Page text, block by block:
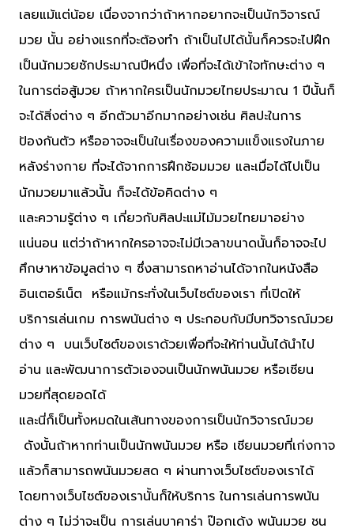
เลยแม้แต่น้อย เนื่องจากว่าถ้าหากอยากจะเป็นนักวิจารณ์
มวย นั้น อย่างแรกที่จะต้องทำ ถ้าเป็นไปได้นั้นก็ควรจะไปฝึก
เป็นนักมวยซักประมาณปีหนึ่ง เพื่อที่จะได้เข้าใจทักษะต่าง ๆ
ในการต่อสู้มวย ถ้าหากใครเป็นนักมวยไทยประมาณ 1 ปีนั้นก็
จะได้สิ่งต่าง ๆ อีกตัวมาอีกมากอย่างเช่น ศิลปะในการ
ป้องกันตัว หรืออาจจะเป็นในเรื่องของความแข็งแรงในภาย
หลังร่างกาย ที่จะได้จากการฝึกซ้อมมวย และเมื่อได้ไปเป็น
นักมวยมาแล้วนั้น ก็จะได้ข้อคิดต่าง ๆ
และความรู้ต่าง ๆ เกี่ยวกับศิลปะแม่ไม้มวยไทยมาอย่าง
แน่นอน แต่ว่าถ้าหากใครอาจจะไม่มีเวลาขนาดนั้นก็อาจจะไป
ศึกษาหาข้อมูลต่าง ๆ ซึ่งสามารถหาอ่านได้จากในหนังสือ
อินเตอร์เน็ต หรือแม้กระทั่งในเว็บไซต์ของเรา ที่เปิดให้
บริการเล่นเกม การพนันต่าง ๆ ประกอบกับมีบทวิจารณ์มวย
ต่าง ๆ บนเว็บไซต์ของเราด้วยเพื่อที่จะให้ท่านนั้นได้นำไป
อ่าน และพัฒนาการตัวเองจนเป็นนักพนันมวย หรือเซียน
มวยที่สุดยอดได้
และนี่ก็เป็นทั้งหมดในเส้นทางของการเป็นนักวิจารณ์มวย
ดังนั้นถ้าหากท่านเป็นนักพนันมวย หรือ เซียนมวยที่เก่งกาจ
แล้วก็สามารถพนันมวยสด ๆ ผ่านทางเว็บไซต์ของเราได้
โดยทางเว็บไซต์ของเรานั้นก็ให้บริการ ในการเล่นการพนัน
ต่าง ๆ ไม่ว่าจะเป็น การเล่นบาคาร่า ป๊อกเด้ง พนันมวย ชน